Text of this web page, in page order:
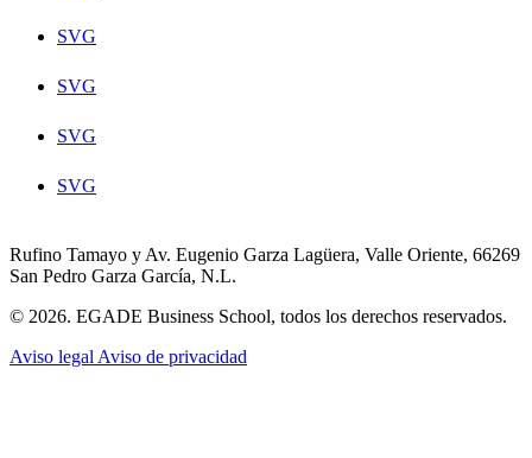
SVG
SVG
SVG
SVG
Rufino Tamayo y Av. Eugenio Garza Lagüera, Valle Oriente, 66269
San Pedro Garza García, N.L.
© 2026. EGADE Business School, todos los derechos reservados.
Aviso legal Aviso de privacidad